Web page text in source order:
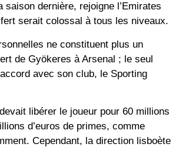
saison dernière, rejoigne l’Emirates
serait colossal à tous les niveaux.
ne constituent plus un
de Gyökeres à Arsenal ; le seul
avec son club, le Sporting
libérer le joueur pour 60 millions
d’euros de primes, comme
Cependant, la direction lisboète